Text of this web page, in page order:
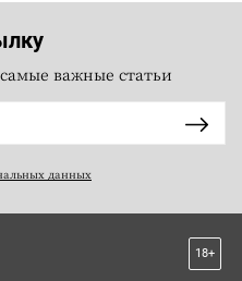
важные статьи
данных
18+